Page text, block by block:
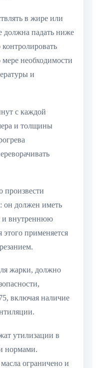
в жире или
должна падать ниже
мере необходимости
и
с каждой
и толщины
произвести
он должен иметь
и внутреннюю
применяется
жарки, должно
включая наличие
утилизации в
нормами.
ограничено и